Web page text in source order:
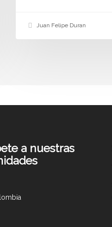
Juan Felipe Duran
a nuestras